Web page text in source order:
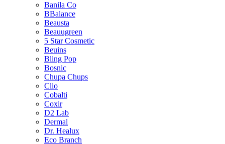
Banila Co
BBalance
Beausta
Beauugreen
5 Star Cosmetic
Beuins
Bling Pop
Bosnic
Chupa Chups
Clio
Cobalti
Coxir
D2 Lab
Dermal
Dr. Healux
Eco Branch